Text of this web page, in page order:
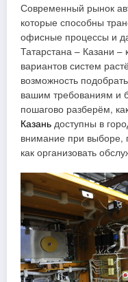
Современный рынок
которые способны
офисные процессы и
Татарстана – Казани –
вариантов систем
возможность
вашим требованиям и
пошагово разберём,
Казань доступны в
внимание при выборе,
как организовать